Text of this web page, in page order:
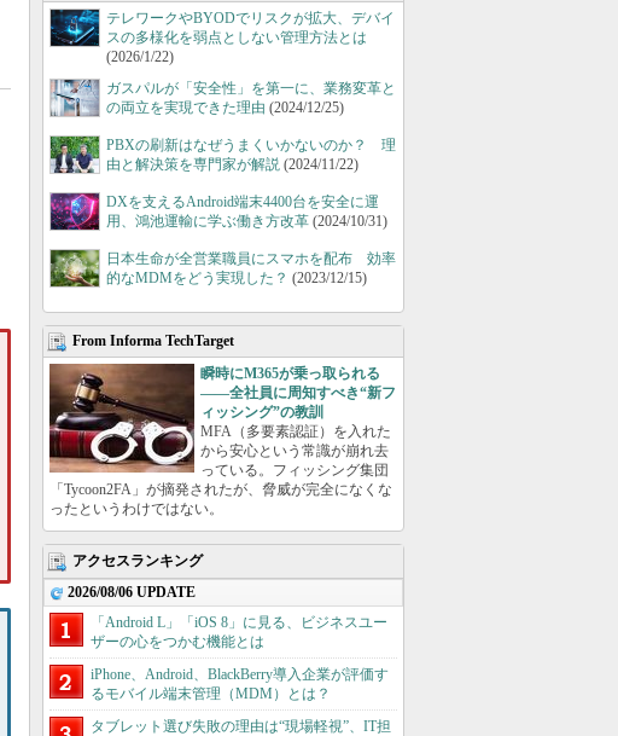
テレワークやBYODでリスクが拡大、デバイ
スの多様化を弱点としない管理方法とは
(2026/1/22)
ガスパルが「安全性」を第一に、業務変革と
の両立を実現できた理由 (2024/12/25)
PBXの刷新はなぜうまくいかないのか？ 理
由と解決策を専門家が解説 (2024/11/22)
DXを支えるAndroid端末4400台を安全に運
用、鴻池運輸に学ぶ働き方改革 (2024/10/31)
日本生命が全営業職員にスマホを配布 効率
的なMDMをどう実現した？ (2023/12/15)
From Informa TechTarget
瞬時にM365が乗っ取られる
――全社員に周知すべき“新フ
ィッシング”の教訓
MFA（多要素認証）を入れた
から安心という常識が崩れ去
っている。フィッシング集団
「Tycoon2FA」が摘発されたが、脅威が完全になくな
ったというわけではない。
アクセスランキング
2026/08/06 UPDATE
「Android L」「iOS 8」に見る、ビジネスユー
ザーの心をつかむ機能とは
iPhone、Android、BlackBerry導入企業が評価す
るモバイル端末管理（MDM）とは？
タブレット選び失敗の理由は“現場軽視”、IT担